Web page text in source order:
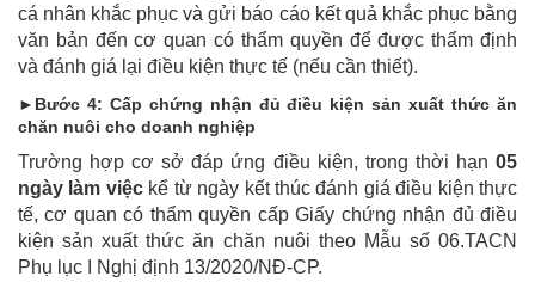
cá nhân khắc phục và gửi báo cáo kết quả khắc phục bằng
văn bản đến cơ quan có thẩm quyền để được thẩm định
và đánh giá lại điều kiện thực tế (nếu cần thiết).
►Bước 4: Cấp chứng nhận đủ điều kiện sản xuất thức ăn
chăn nuôi cho doanh nghiệp
Trường hợp cơ sở đáp ứng điều kiện, trong thời hạn 05
ngày làm việc kể từ ngày kết thúc đánh giá điều kiện thực
tế, cơ quan có thẩm quyền cấp Giấy chứng nhận đủ điều
kiện sản xuất thức ăn chăn nuôi theo Mẫu số 06.TACN
Phụ lục I Nghị định 13/2020/NĐ-CP.